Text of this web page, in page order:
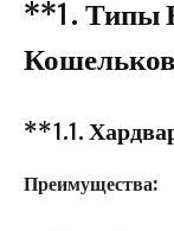
**1. Типы
Кошельков
**1.1.
Преимущества: